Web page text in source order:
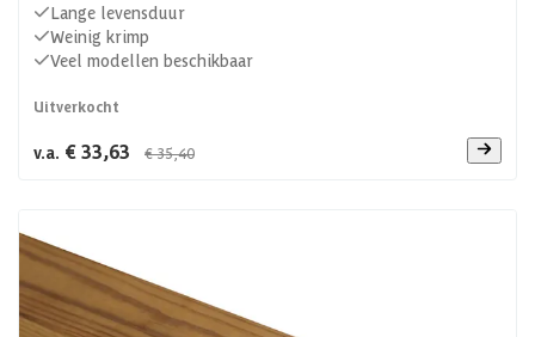
Lange levensduur
Weinig krimp
Veel modellen beschikbaar
Uitverkocht
v.a. € 33,63 € 35,40